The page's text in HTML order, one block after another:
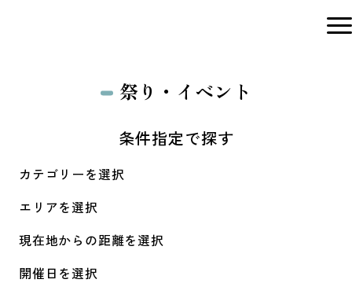
祭り・イベント
条件指定で探す
カテゴリーを選択
エリアを選択
現在地からの距離を選択
開催日を選択